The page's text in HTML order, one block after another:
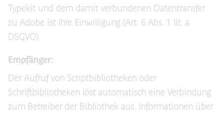
Typekit und dem damit verbundenen Datentransfer
zu Adobe ist Ihre Einwilligung (Art. 6 Abs. 1 lit. a
DSGVO).
Empfänger:
Der Aufruf von Scriptbibliotheken oder
Schriftbibliotheken löst automatisch eine Verbindung
zum Betreiber der Bibliothek aus. Informationen über